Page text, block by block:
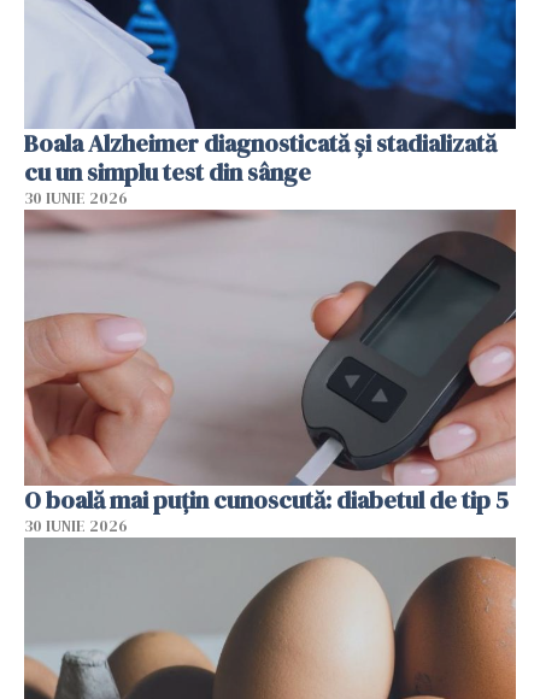
Boala Alzheimer diagnosticată și stadializată
cu un simplu test din sânge
30 IUNIE 2026
O boală mai puțin cunoscută: diabetul de tip 5
30 IUNIE 2026